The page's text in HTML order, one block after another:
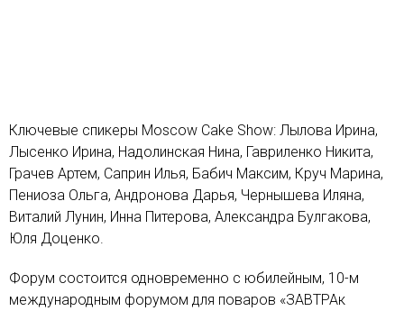
Ключевые спикеры Moscow Cake Show: Лылова Ирина,
Лысенко Ирина, Надолинская Нина, Гавриленко Никита,
Грачев Артем, Саприн Илья, Бабич Максим, Круч Марина,
Пениоза Ольга, Андронова Дарья, Чернышева Иляна,
Виталий Лунин, Инна Питерова, Александра Булгакова,
Юля Доценко.
Форум состоится одновременно с юбилейным, 10-м
международным форумом для поваров «ЗАВТРАк